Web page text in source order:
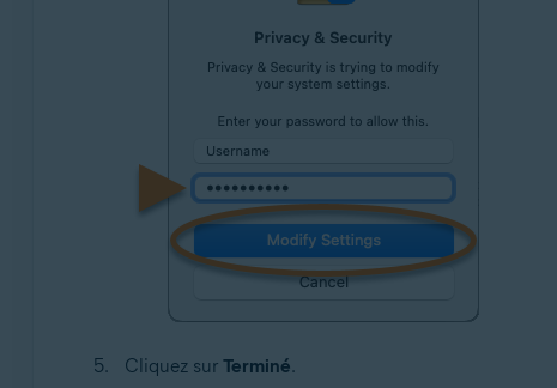
Cliquez sur Terminé.